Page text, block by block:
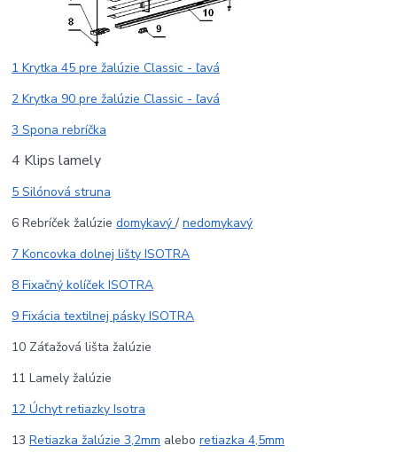
1 Krytka 45 pre žalúzie Classic - ľavá
2 Krytka 90 pre žalúzie Classic - ľavá
3 Spona rebríčka
4 Klips lamely
5 Silónová struna
6 Rebríček žalúziedomykavý/nedomykavý
7 Koncovka dolnej lišty ISOTRA
8 Fixačný kolíček ISOTRA
9 Fixácia textilnej pásky ISOTRA
10 Záťažová lišta žalúzie
11 Lamely žalúzie
12 Úchyt retiazky Isotra
13Retiazka žalúzie 3,2mm aleboretiazka 4,5mm